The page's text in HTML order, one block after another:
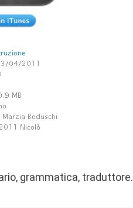
grammatica, traduttore.